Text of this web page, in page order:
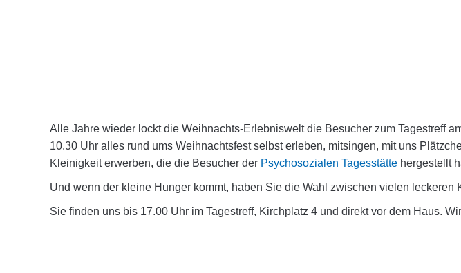
Alle Jahre wieder lockt die Weihnachts-Erlebniswelt die Besucher zum Tagestreff
10.30 Uhr alles rund ums Weihnachtsfest selbst erleben, mitsingen, mit uns
Kleinigkeit erwerben, die die Besucher der Psychosozialen Tagesstätte hergestellt
Und wenn der kleine Hunger kommt, haben Sie die Wahl zwischen vielen leckeren
Sie finden uns bis 17.00 Uhr im Tagestreff, Kirchplatz 4 und direkt vor dem Haus.